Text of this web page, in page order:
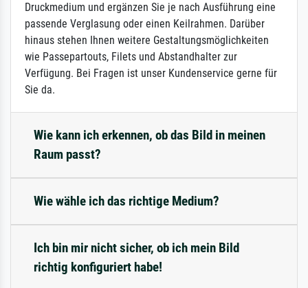
Druckmedium und ergänzen Sie je nach Ausführung eine
passende Verglasung oder einen Keilrahmen. Darüber
hinaus stehen Ihnen weitere Gestaltungsmöglichkeiten
wie Passepartouts, Filets und Abstandhalter zur
Verfügung. Bei Fragen ist unser Kundenservice gerne für
Sie da.
Wie kann ich erkennen, ob das Bild in meinen
Raum passt?
Wie wähle ich das richtige Medium?
Ich bin mir nicht sicher, ob ich mein Bild
richtig konfiguriert habe!